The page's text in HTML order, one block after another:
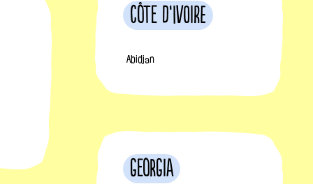
Côte d’Ivoire
Abidjan
Georgia